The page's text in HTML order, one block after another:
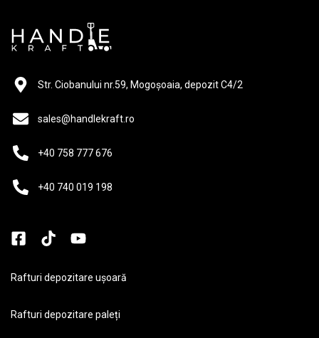
Str. Ciobanului nr.59, Mogoșoaia, depozit C4/2
sales@handlekraft.ro
+40 758 777 676
+40 740 019 198
Rafturi depozitare ușoară
Rafturi depozitare paleți